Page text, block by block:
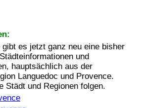
gibt es jetzt ganz neu eine bisher
und
hauptsächlich aus der
Languedoc und Provence.
Städt und Regionen folgen.